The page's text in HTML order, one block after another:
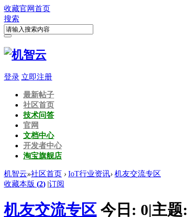
收藏官网首页
搜索
登录 立即注册
最新帖子
社区首页
技术问答
官网
文档中心
开发者中心
淘宝旗舰店
机智云»社区首页 › IoT行业资讯› 机友交流专区
收藏本版 (2) |订阅
机友交流专区 今日: 0|主题: